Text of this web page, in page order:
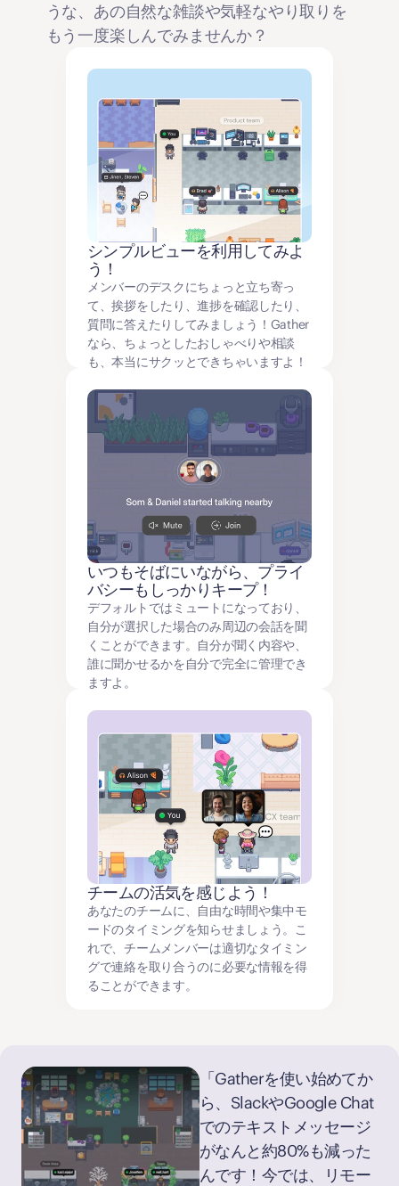
うな、あの自然な雑談や気軽なやり取りを
もう一度楽しんでみませんか？
シンプルビューを利用してみよ
う！
メンバーのデスクにちょっと立ち寄っ
て、挨拶をしたり、進捗を確認したり、
質問に答えたりしてみましょう！Gather
なら、ちょっとしたおしゃべりや相談
も、本当にサクッとできちゃいますよ！
いつもそばにいながら、プライ
バシーもしっかりキープ！
デフォルトではミュートになっており、
自分が選択した場合のみ周辺の会話を聞
くことができます。自分が聞く内容や、
誰に聞かせるかを自分で完全に管理でき
ますよ。
チームの活気を感じよう！
あなたのチームに、自由な時間や集中モ
ードのタイミングを知らせましょう。こ
れで、チームメンバーは適切なタイミン
グで連絡を取り合うのに必要な情報を得
ることができます。
「Gatherを使い始めてか
ら、SlackやGoogle Chat
でのテキストメッセージ
がなんと約80%も減った
んです！今では、リモー